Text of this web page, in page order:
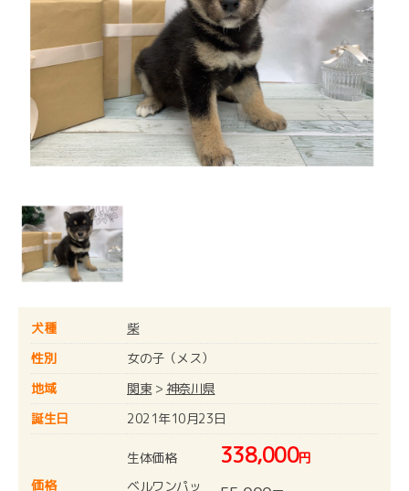
犬種
柴
性別
女の子（メス）
地域
関東> 神奈川県
誕生日
2021年10月23日
価格
生体価格 338,000円
ベルワンパッ